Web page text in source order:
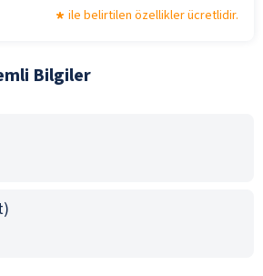
ile belirtilen özellikler ücretlidir.
Bilgiler